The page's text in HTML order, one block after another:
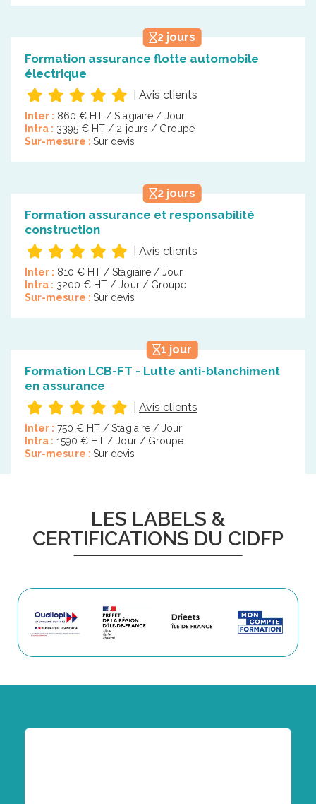
2 jours
Formation assurance flotte automobile
électrique
Avis clients
Inter : 860 € HT / Stagiaire / Jour
Intra : 3395 € HT / 2 jours / Groupe
Sur-mesure : Sur devis
2 jours
Formation assurance et responsabilité
construction
Avis clients
Inter : 810 € HT / Stagiaire / Jour
Intra : 3200 € HT / Jour / Groupe
Sur-mesure : Sur devis
1 jour
Formation LCB-FT - Lutte anti-blanchiment
en assurance
Avis clients
Inter : 750 € HT / Stagiaire / Jour
Intra : 1590 € HT / Jour / Groupe
Sur-mesure : Sur devis
LES LABELS &
CERTIFICATIONS DU CIDFP